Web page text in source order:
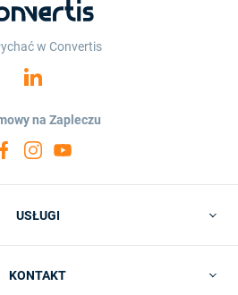
w Convertis
na Zapleczu
USŁUGI
KONTAKT